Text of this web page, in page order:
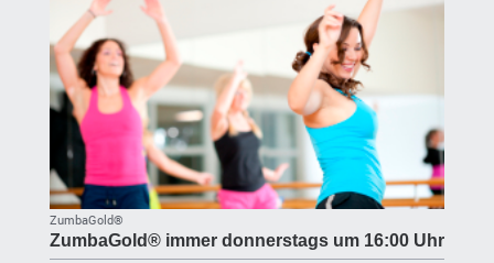
ZumbaGold®
ZumbaGold® immer donnerstags um 16:00 Uhr